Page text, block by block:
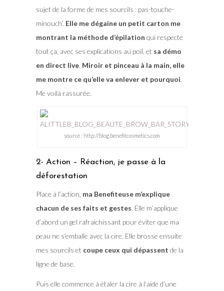
sujet de la forme de mes sourcils : pas-touche-
minouch’. Elle me dégaine un petit carton me
montrant la méthode d’épilation qui respecte
tout ça, avec ses explications au poil, et sa démo
en direct live. Miroir et pinceau à la main, elle
me montre ce qu’elle va enlever et pourquoi.
Me voilà rassurée.
source : http://blog.benefitcosmetics.com
2- Action – Réaction, je passe à la
déforestation
Place à l’action, ma Benefiteuse m’explique
chacun de ses faits et gestes. Elle m’applique
d’abord un gel rafraichissant pour éviter que ma
peau ne s’emballe avec la cire. Elle brosse ensuite
mes sourcils et coupe ceux qui dépassent de la
ligne de base.
Puis elle commence à étaler la cire à l’aide d’une